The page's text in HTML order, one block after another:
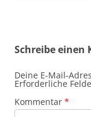
Schreibe einen
Deine E-Mail-
Erforderliche
Kommentar *